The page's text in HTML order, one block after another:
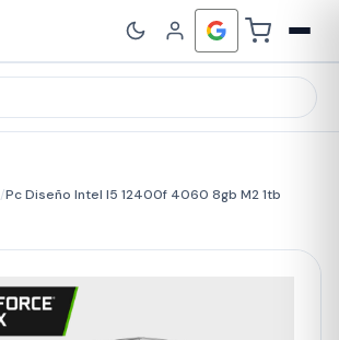
/Pc Diseño Intel I5 12400f 4060 8gb M2 1tb